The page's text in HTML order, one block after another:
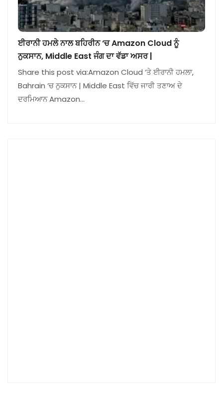
ਈਰਾਨੀ ਹਮਲੇ ਨਾਲ ਬਹਿਰੀਨ ‘ਚ Amazon Cloud ਨੂੰ
ਨੁਕਸਾਨ, Middle East ਜੰਗ ਦਾ ਵੱਡਾ ਅਸਰ |
Share this post via:Amazon Cloud ‘ਤੇ ਈਰਾਨੀ ਹਮਲਾ,
Bahrain ‘ਚ ਨੁਕਸਾਨ | Middle East ਵਿੱਚ ਜਾਰੀ ਤਣਾਅ ਦੇ
ਦਰਮਿਆਨ Amazon…